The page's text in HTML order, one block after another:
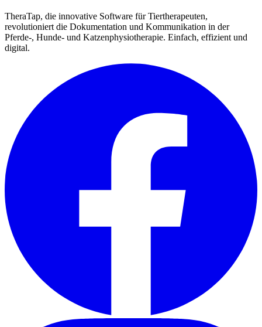
TheraTap, die innovative Software für Tiertherapeuten,
revolutioniert die Dokumentation und Kommunikation in der
Pferde-, Hunde- und Katzenphysiotherapie. Einfach, effizient und
digital.